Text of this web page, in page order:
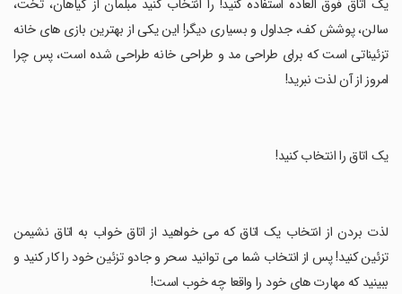
یک اتاق فوق العاده استفاده کنید! را انتخاب کنید مبلمان از گیاهان، تخت،
سالن، پوشش کف، جداول و بسیاری دیگر! این یکی از بهترین بازی های خانه
تزئیناتی است که برای طراحی مد و طراحی خانه طراحی شده است، پس چرا
امروز از آن لذت نبرید!
‏یک اتاق را انتخاب کنید!
‏لذت بردن از انتخاب یک اتاق که می خواهید از اتاق خواب به اتاق نشیمن
تزئین کنید! پس از انتخاب شما می توانید سحر و جادو تزئین خود را کار کنید و
ببینید که مهارت های خود را واقعا چه خوب است!